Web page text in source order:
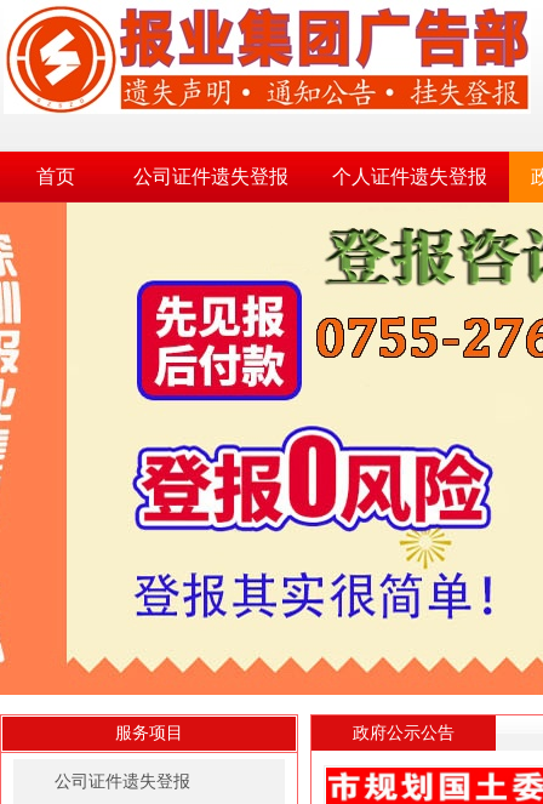
首页 公司证件遗失登报 个人证件遗失登报
服务项目
公司证件遗失登报
政府公示公告